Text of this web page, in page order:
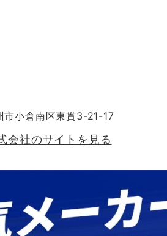
小倉南区東貫3-21-17
会社のサイトを見る